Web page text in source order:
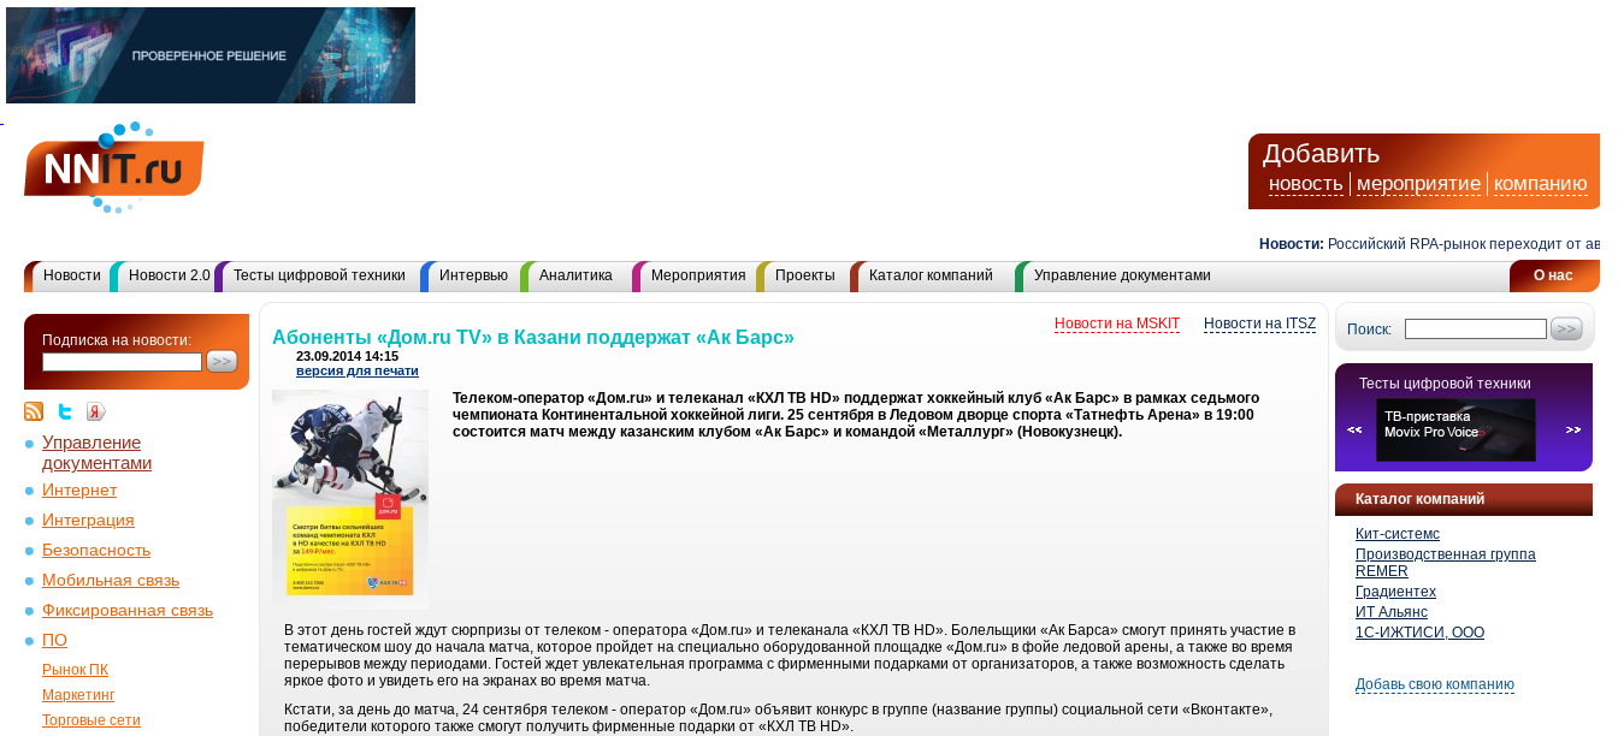
Добавить
новость мероприятие компанию
Новости: Российский RPA-рынок переходит от
О нас
Новости Новости 2.0 Тесты цифровой техники Интервью Аналитика Мероприятия Проекты Каталог компаний Управление документами
Подписка на новости:
Управление
документами
Интернет
Интеграция
Безопасность
Мобильная связь
Фиксированная связь
ПО
Рынок ПК
Маркетинг
Торговые сети
Поиск:
Тесты цифровой техники
Каталог компаний
Кит-системс
Производственная группа
REMER
Градиентех
ИТ Альянс
1С-ИЖТИСИ, ООО
Добавь свою компанию
Новости на ITSZ
Новости на MSKIT
Абоненты «Дом.ru TV» в Казани поддержат «Ак Барс»
23.09.2014 14:15
версия для печати
Телеком-оператор «Дом.ru» и телеканал «КХЛ ТВ HD» поддержат хоккейный клуб «Ак Барс» в рамках седьмого
чемпионата Континентальной хоккейной лиги. 25 сентября в Ледовом дворце спорта «Татнефть Арена» в 19:00
состоится матч между казанским клубом «Ак Барс» и командой «Металлург» (Новокузнецк).
В этот день гостей ждут сюрпризы от телеком - оператора «Дом.ru» и телеканала «КХЛ ТВ HD». Болельщики «Ак Барса» смогут принять участие в
тематическом шоу до начала матча, которое пройдет на специально оборудованной площадке «Дом.ru» в фойе ледовой арены, а также во время
перерывов между периодами. Гостей ждет увлекательная программа с фирменными подарками от организаторов, а также возможность сделать
яркое фото и увидеть его на экранах во время матча.
Кстати, за день до матча, 24 сентября телеком - оператор «Дом.ru» объявит конкурс в группе (название группы) социальной сети «Вконтакте»,
победители которого также смогут получить фирменные подарки от «КХЛ ТВ HD».